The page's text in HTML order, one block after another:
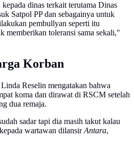
dinas terkait terutama Dinas
Satpol PP dan sebagainya untuk
pembullyan seperti itu
memberikan toleransi sama sekali,"
Korban
Reselin mengatakan bahwa
koma dan dirawat di RSCM setelah
dua remaja.
sadar tapi dia masih takut kalau
wartawan dilansirAntara,